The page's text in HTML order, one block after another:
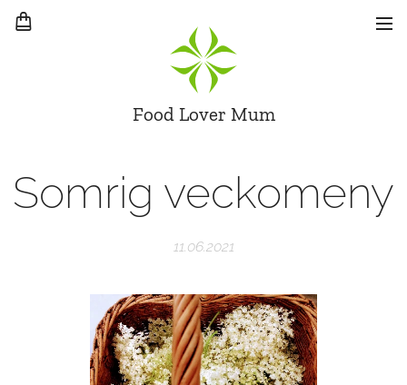
Food Lover Mum
Somrig veckomeny
11.06.2021